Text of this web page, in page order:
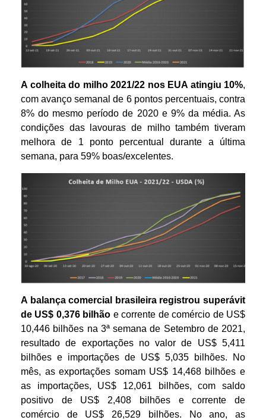
A colheita do milho 2021/22 nos EUA atingiu 10%,
com avanço semanal de 6 pontos percentuais, contra
8% do mesmo período de 2020 e 9% da média. As
condições das lavouras de milho também tiveram
melhora de 1 ponto percentual durante a última
semana, para 59% boas/excelentes.
A balança comercial brasileira registrou superávit
de US$ 0,376 bilhão e corrente de comércio de US$
10,446 bilhões na 3ª semana de Setembro de 2021,
resultado de exportações no valor de US$ 5,411
bilhões e importações de US$ 5,035 bilhões. No
mês, as exportações somam US$ 14,468 bilhões e
as importações, US$ 12,061 bilhões, com saldo
positivo de US$ 2,408 bilhões e corrente de
comércio de US$ 26,529 bilhões. No ano, as